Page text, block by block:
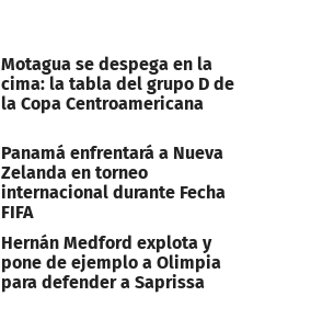
Motagua se despega en la
cima: la tabla del grupo D de
la Copa Centroamericana
Panamá enfrentará a Nueva
Zelanda en torneo
internacional durante Fecha
FIFA
Hernán Medford explota y
pone de ejemplo a Olimpia
para defender a Saprissa